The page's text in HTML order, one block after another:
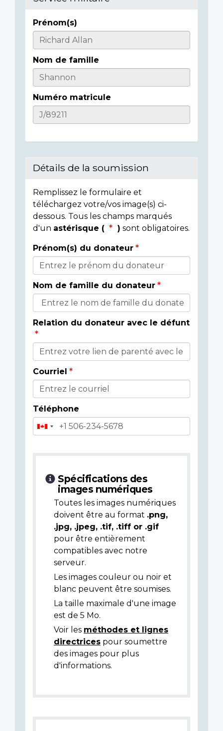
Informations
sur
l'individu
Prénom(s)
Nom de famille
Numéro matricule
Détails de la soumission
Remplissez le formulaire et
téléchargez votre/vos image(s) ci-
dessous. Tous les champs marqués
d'un astérisque ( ) sont obligatoires.
Détails
du
donateur
Prénom(s) du donateur
Nom de famille du donateur
Relation du donateur avec le défunt
Courriel
Téléphone
Spécifications des
images numériques
Toutes les images numériques
doivent être au format .png,
.jpg, .jpeg, .tif, .tiff or .gif
pour être entièrement
compatibles avec notre
serveur.
Les images couleur ou noir et
blanc peuvent être soumises.
La taille maximale d'une image
est de 5 Mo.
Voir les méthodes et lignes
directrices pour soumettre
des images pour plus
d'informations.